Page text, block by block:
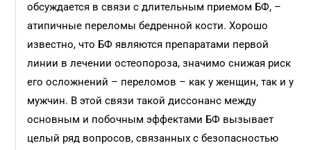
обсуждается в связи с длительным приемом БФ, –
атипичные переломы бедренной кости. Хорошо
известно, что БФ являются препаратами первой
линии в лечении остеопороза, значимо снижая риск
его осложнений – переломов – как у женщин, так и у
мужчин. В этой связи такой диссонанс между
основным и побочным эффектами БФ вызывает
целый ряд вопросов, связанных с безопасностью